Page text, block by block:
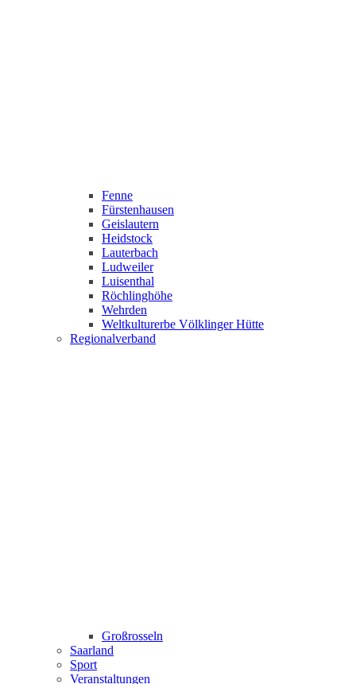
Fenne
Fürstenhausen
Geislautern
Heidstock
Lauterbach
Ludweiler
Luisenthal
Röchlinghöhe
Wehrden
Weltkulturerbe Völklinger Hütte
Regionalverband
Großrosseln
Saarland
Sport
Veranstaltungen